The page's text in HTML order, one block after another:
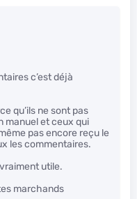
c’est déjà
qu’ils ne sont pas
manuel et ceux qui
pas encore reçu le
les commentaires.
utile.
marchands